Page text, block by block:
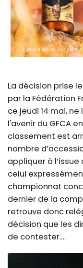
La décision prise
par la Fédération
ce jeudi 14 mai,
l'avenir du GFCA
classement est
nombre
appliquer à
celui
championnat
dernier de la
retrouve donc
décision que les
de contester.…